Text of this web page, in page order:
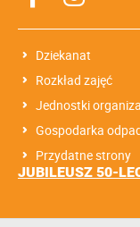
Dziekanat
Rozkład zajęć
Jednostki
Gospodarka
Przydatne strony
JUBILEUSZ 50-